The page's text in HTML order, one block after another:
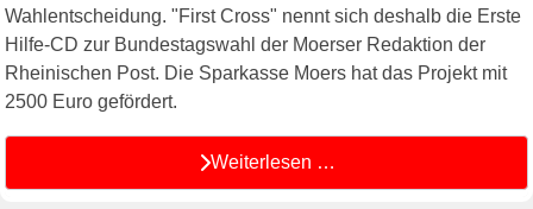
Wahlentscheidung. "First Cross" nennt sich deshalb die Erste
Hilfe-CD zur Bundestagswahl der Moerser Redaktion der
Rheinischen Post. Die Sparkasse Moers hat das Projekt mit
2500 Euro gefördert.
Weiterlesen …